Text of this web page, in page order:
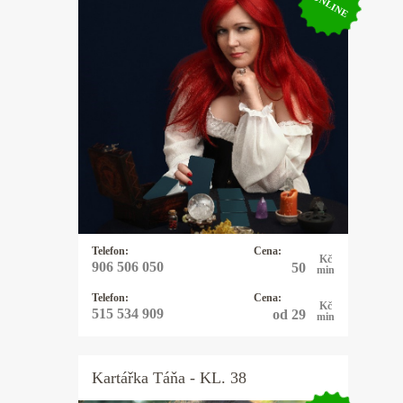
Telefon:
906 506 050
Cena:
50
Kč
min
Telefon:
515 534 909
Cena:
od 29
Kč
min
Kartářka Alex
Jmenuji se Alex, výklad karet je mou
nedílnou součástí, stejně jako
předtuchy, jež ke mě patří stejně, jako
patří tělo k duši. Hluboce navozují
Vaše emoce a emoce člověka na
kterého se ptáte. Komunikují s Vyšší
dimenzi a Anděly, aby nám poradili
na cestě životem a abychom byli
šťastnější a uměli přijímat život
plnými doušky.
Kartářka Táňa - KL. 38